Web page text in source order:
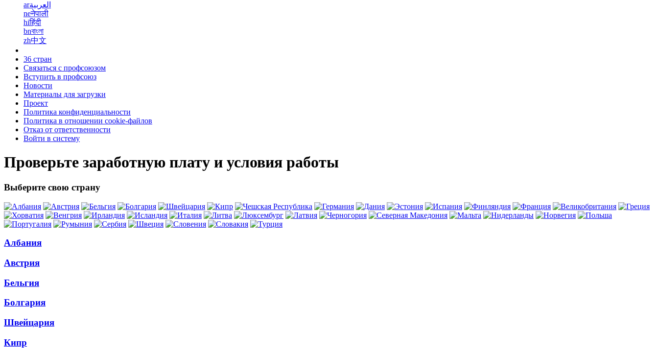
arالعربية
neनेपाली
hiहिंदी
bnবাংলা
zh中文
36 стран
Связаться с профсоюзом
Вступить в профсоюз
Новости
Материалы для загрузки
Проект
Политика конфиденциальности
Политика в отношении cookie-файлов
Отказ от ответственности
Войти в систему
Проверьте заработную плату и условия работы
Выберите свою страну
Албания
Австрия
Бельгия
Болгария
Швейцария
Кипр